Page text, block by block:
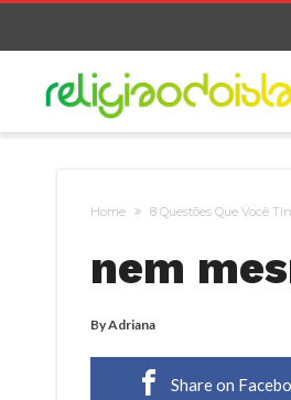
Home 8 Questões Que Você
nem
ByAdriana
Share on